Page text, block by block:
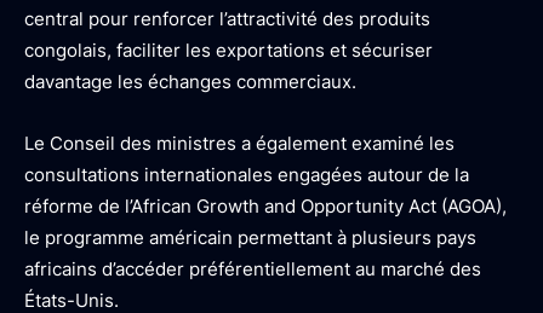
central pour renforcer l’attractivité des produits
congolais, faciliter les exportations et sécuriser
davantage les échanges commerciaux.
Le Conseil des ministres a également examiné les
consultations internationales engagées autour de la
réforme de l’African Growth and Opportunity Act (AGOA),
le programme américain permettant à plusieurs pays
africains d’accéder préférentiellement au marché des
États-Unis.